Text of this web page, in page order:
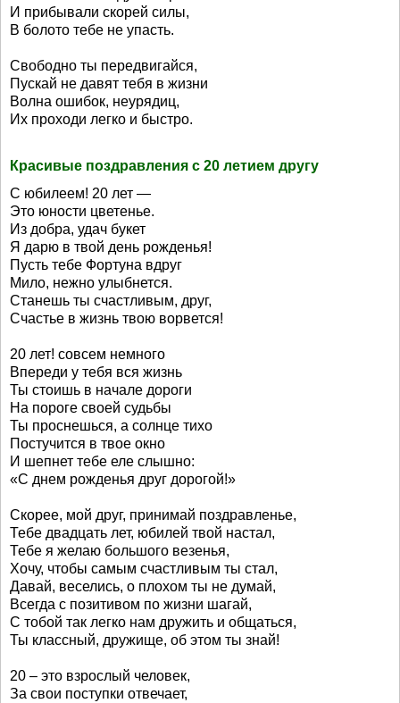
И прибывали скорей силы,
В болото тебе не упасть.
Свободно ты передвигайся,
Пускай не давят тебя в жизни
Волна ошибок, неурядиц,
Их проходи легко и быстро.
Красивые поздравления с 20 летием другу
С юбилеем! 20 лет —
Это юности цветенье.
Из добра, удач букет
Я дарю в твой день рожденья!
Пусть тебе Фортуна вдруг
Мило, нежно улыбнется.
Станешь ты счастливым, друг,
Счастье в жизнь твою ворвется!
20 лет! совсем немного
Впереди у тебя вся жизнь
Ты стоишь в начале дороги
На пороге своей судьбы
Ты проснешься, а солнце тихо
Постучится в твое окно
И шепнет тебе еле слышно:
«С днем рожденья друг дорогой!»
Скорее, мой друг, принимай поздравленье,
Тебе двадцать лет, юбилей твой настал,
Тебе я желаю большого везенья,
Хочу, чтобы самым счастливым ты стал,
Давай, веселись, о плохом ты не думай,
Всегда с позитивом по жизни шагай,
С тобой так легко нам дружить и общаться,
Ты классный, дружище, об этом ты знай!
20 – это взрослый человек,
За свои поступки отвечает,